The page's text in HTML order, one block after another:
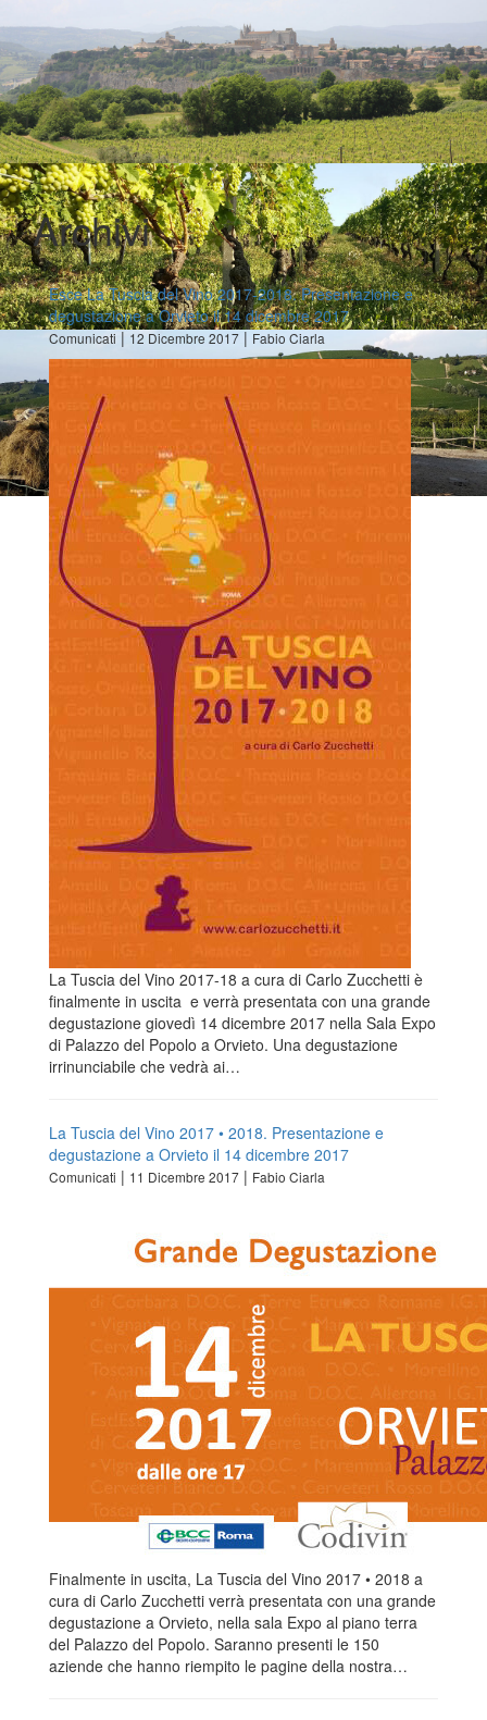
Archivi
Esce La Tuscia del Vino 2017-2018. Presentazione e
degustazione a Orvieto il 14 dicembre 2017
Comunicati | 12 Dicembre 2017 | Fabio Ciarla
La Tuscia del Vino 2017-18 a cura di Carlo Zucchetti è
finalmente in uscita e verrà presentata con una grande
degustazione giovedì 14 dicembre 2017 nella Sala Expo
di Palazzo del Popolo a Orvieto. Una degustazione
irrinunciabile che vedrà ai…
La Tuscia del Vino 2017 • 2018. Presentazione e
degustazione a Orvieto il 14 dicembre 2017
Comunicati | 11 Dicembre 2017 | Fabio Ciarla
Finalmente in uscita, La Tuscia del Vino 2017 • 2018 a
cura di Carlo Zucchetti verrà presentata con una grande
degustazione a Orvieto, nella sala Expo al piano terra
del Palazzo del Popolo. Saranno presenti le 150
aziende che hanno riempito le pagine della nostra…